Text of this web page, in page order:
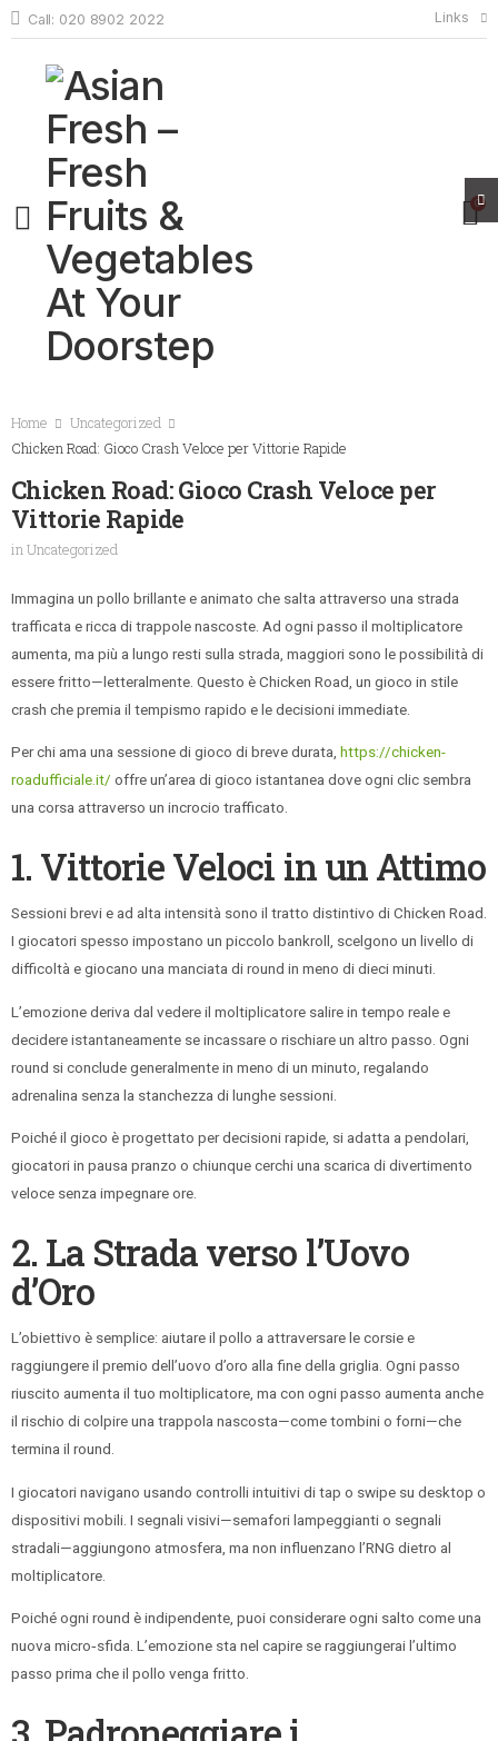
Call: 020 8902 2022 Links
0
Home
Uncategorized
Chicken Road: Gioco Crash Veloce per Vittorie Rapide
Chicken Road: Gioco Crash Veloce per
Vittorie Rapide
in Uncategorized
Immagina un pollo brillante e animato che salta attraverso una strada
trafficata e ricca di trappole nascoste. Ad ogni passo il moltiplicatore
aumenta, ma più a lungo resti sulla strada, maggiori sono le possibilità di
essere fritto—letteralmente. Questo è Chicken Road, un gioco in stile
crash che premia il tempismo rapido e le decisioni immediate.
Per chi ama una sessione di gioco di breve durata, https://chicken-
roadufficiale.it/ offre un’area di gioco istantanea dove ogni clic sembra
una corsa attraverso un incrocio trafficato.
1. Vittorie Veloci in un Attimo
Sessioni brevi e ad alta intensità sono il tratto distintivo di Chicken Road.
I giocatori spesso impostano un piccolo bankroll, scelgono un livello di
difficoltà e giocano una manciata di round in meno di dieci minuti.
L’emozione deriva dal vedere il moltiplicatore salire in tempo reale e
decidere istantaneamente se incassare o rischiare un altro passo. Ogni
round si conclude generalmente in meno di un minuto, regalando
adrenalina senza la stanchezza di lunghe sessioni.
Poiché il gioco è progettato per decisioni rapide, si adatta a pendolari,
giocatori in pausa pranzo o chiunque cerchi una scarica di divertimento
veloce senza impegnare ore.
2. La Strada verso l’Uovo
d’Oro
L’obiettivo è semplice: aiutare il pollo a attraversare le corsie e
raggiungere il premio dell’uovo d’oro alla fine della griglia. Ogni passo
riuscito aumenta il tuo moltiplicatore, ma con ogni passo aumenta anche
il rischio di colpire una trappola nascosta—come tombini o forni—che
termina il round.
I giocatori navigano usando controlli intuitivi di tap o swipe su desktop o
dispositivi mobili. I segnali visivi—semafori lampeggianti o segnali
stradali—aggiungono atmosfera, ma non influenzano l’RNG dietro al
moltiplicatore.
Poiché ogni round è indipendente, puoi considerare ogni salto come una
nuova micro‑sfida. L’emozione sta nel capire se raggiungerai l’ultimo
passo prima che il pollo venga fritto.